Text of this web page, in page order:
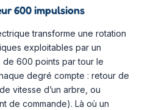
600 impulsions
transforme une rotation
exploitables par un
de 600 points par tour le
degré compte : retour de
vitesse d’un arbre, ou
de commande). Là où un